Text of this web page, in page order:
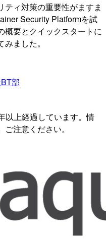
ティ対策の重要性がますま
Security Platformを試
概要とクイックスタートに
ました。
部
以上経過しています。情
注意ください。